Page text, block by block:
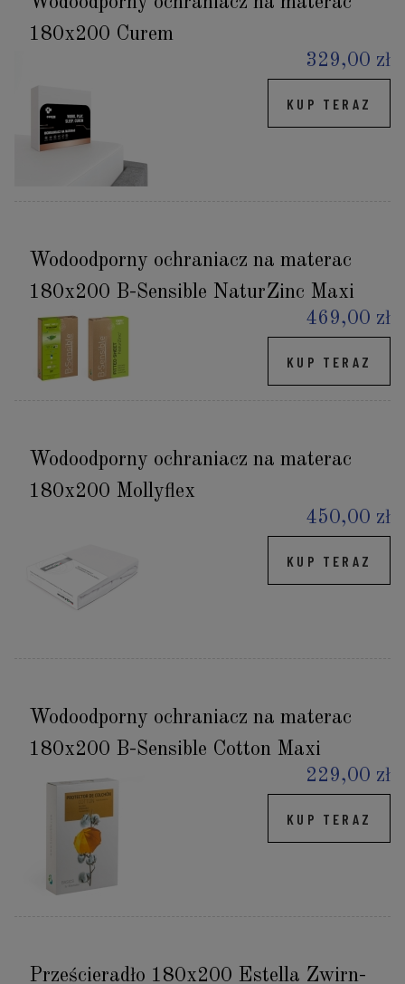
180x200 Curem
329,00 zł
KUP TERAZ
Wodoodporny ochraniacz na materac
180x200 B-Sensible NaturZinc Maxi
469,00 zł
KUP TERAZ
Wodoodporny ochraniacz na materac
180x200 Mollyflex
450,00 zł
KUP TERAZ
Wodoodporny ochraniacz na materac
180x200 B-Sensible Cotton Maxi
229,00 zł
KUP TERAZ
Prześcieradło 180x200 Estella Zwirn-